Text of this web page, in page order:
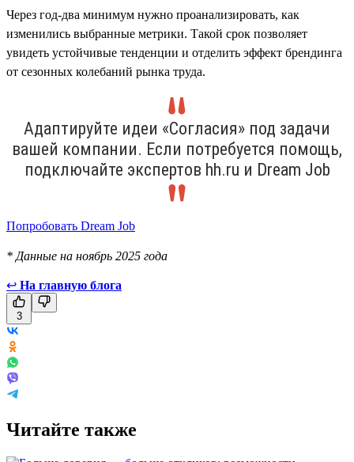
Через год-два минимум нужно проанализировать, как
изменились выбранные метрики. Такой срок позволяет
увидеть устойчивые тенденции и отделить эффект брендинга
от сезонных колебаний рынка труда.
Адаптируйте идеи «Согласия» под задачи
вашей компании. Если потребуется помощь,
подключайте экспертов hh.ru и Dream Job
Попробовать Dream Job
* Данные на ноябрь 2025 года
↩ На главную блога
3
Читайте также